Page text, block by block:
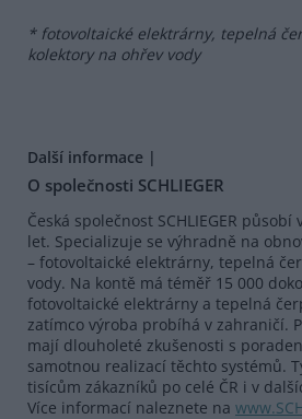
*fotovoltaické elektrárny, tepelná
kolektory na ohřev vody
Další informace |
O společnosti SCHLIEGER
Česká společnost SCHLIEGER
let. Specializuje se výhradně na
– fotovoltaické elektrárny, tepelná
vody. Na kontě má téměř 15 000
fotovoltaické elektrárny a tepelná
zatímco výroba probíhá v zahraničí.
mají dlouholeté zkušenosti s
samotnou realizací těchto systémů.
tisícům zákazníků po celé ČR i v
Více informací naleznete na